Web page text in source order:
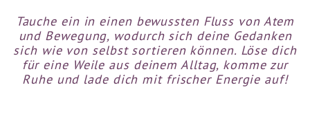
Tauche ein in einen bewussten Fluss von Atem
und Bewegung, wodurch sich deine Gedanken
sich wie von selbst sortieren können. Löse dich
für eine Weile aus deinem Alltag, komme zur
Ruhe und lade dich mit frischer Energie auf!